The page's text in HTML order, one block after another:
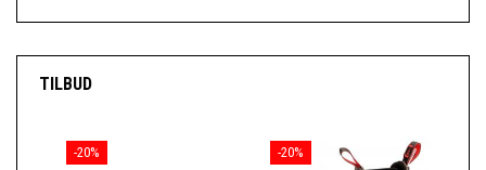
TILBUD
-20% -20%